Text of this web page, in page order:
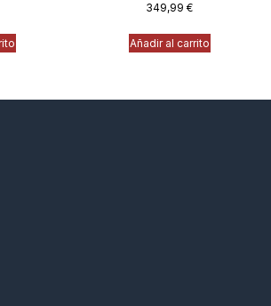
349,99 €
Añadir al carrito